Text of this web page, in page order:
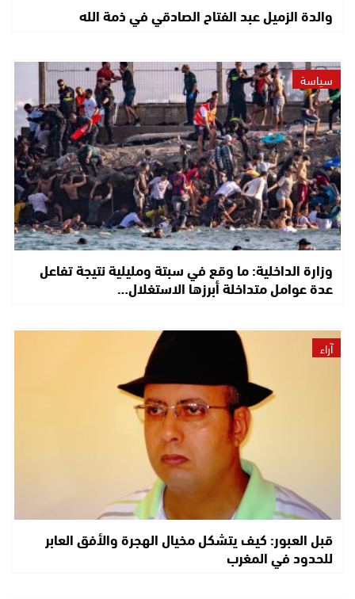
والدة الزميل عبد الفتاح الصادقي في ذمة الله
سياسة
وزارة الداخلية: ما وقع في سبتة ومليلية نتيجة تفاعل
عدة عوامل متداخلة أبرزها الاستغلال…
آراء
قبل العبور: كيف يتشكل مخيال الهجرة والأفق العابر
للحدود في المغرب